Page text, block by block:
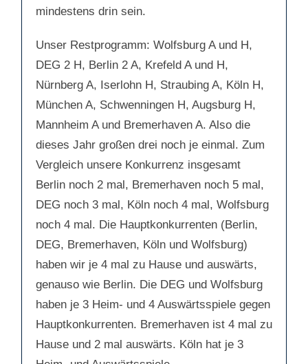
mindestens drin sein.
Unser Restprogramm: Wolfsburg A und H,
DEG 2 H, Berlin 2 A, Krefeld A und H,
Nürnberg A, Iserlohn H, Straubing A, Köln H,
München A, Schwenningen H, Augsburg H,
Mannheim A und Bremerhaven A. Also die
dieses Jahr großen drei noch je einmal. Zum
Vergleich unsere Konkurrenz insgesamt
Berlin noch 2 mal, Bremerhaven noch 5 mal,
DEG noch 3 mal, Köln noch 4 mal, Wolfsburg
noch 4 mal. Die Hauptkonkurrenten (Berlin,
DEG, Bremerhaven, Köln und Wolfsburg)
haben wir je 4 mal zu Hause und auswärts,
genauso wie Berlin. Die DEG und Wolfsburg
haben je 3 Heim- und 4 Auswärtsspiele gegen
Hauptkonkurrenten. Bremerhaven ist 4 mal zu
Hause und 2 mal auswärts. Köln hat je 3